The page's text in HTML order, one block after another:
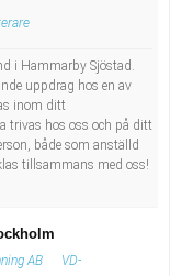
i Hammarby Sjöstad.
uppdrag hos en av
inom ditt
trivas hos oss och på ditt
både som anställd
tillsammans med oss!
AB
VD-